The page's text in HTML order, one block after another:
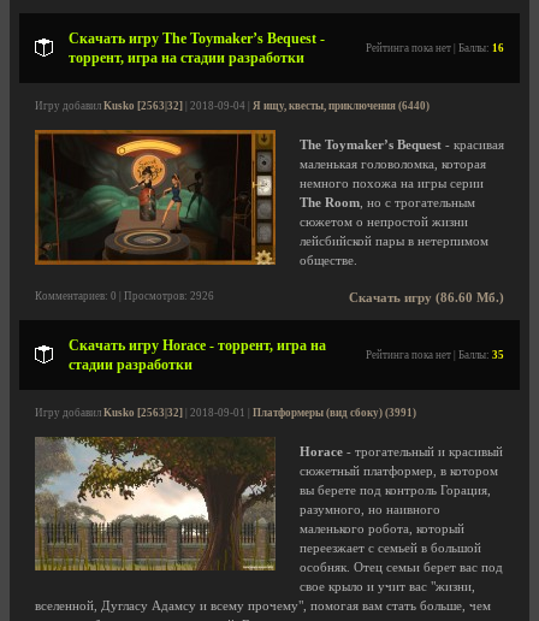
Скачать игру The Toymaker’s Bequest -
торрент, игра на стадии разработки
Рейтинга пока нет | Баллы: 16
Игру добавил Kusko [2563|32] | 2018-09-04 | Я ищу, квесты, приключения (6440)
The Toymaker’s Bequest - красивая
маленькая головоломка, которая
немного похожа на игры серии
The Room , но с трогательным
сюжетом о непростой жизни
лейсбийской пары в нетерпимом
обществе.
Скачать игру (86.60 Мб.)
Комментариев: 0 | Просмотров: 2926
Скачать игру Horace - торрент, игра на
стадии разработки
Рейтинга пока нет | Баллы: 35
Игру добавил Kusko [2563|32] | 2018-09-01 | Платформеры (вид сбоку) (3991)
Horace - трогательный и красивый
сюжетный платформер, в котором
вы берете под контроль Горация,
разумного, но наивного
маленького робота, который
переезжает с семьей в большой
особняк. Отец семьи берет вас под
свое крыло и учит вас "жизни,
вселенной, Дугласу Адамсу и всему прочему", помогая вам стать больше, чем